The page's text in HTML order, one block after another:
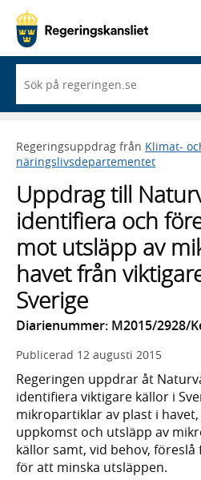
du
börjar
skriva
framträder
en
med
sökförslag
Regeringsuppdrag från Klimat-
näringslivsdepartementet
Uppdrag till
identifiera och
mot utsläpp av
havet från
Sverige
Diarienummer: M2015/2928/
Publicerad 12 augusti 2015
Regeringen uppdrar åt
identifiera viktigare källor i
mikropartiklar av plast i
uppkomst och utsläpp av
källor samt, vid behov,
för att minska utsläppen.